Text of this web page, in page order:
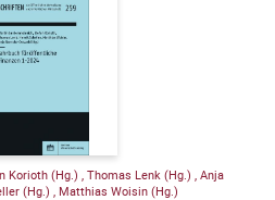
Korioth (Hg.) Thomas Lenk (Hg.) Anja
(Hg.) Matthias Woisin (Hg.)